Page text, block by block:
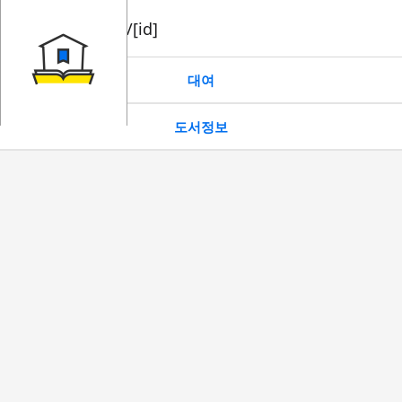
book/rent/[id]
대여
도서정보